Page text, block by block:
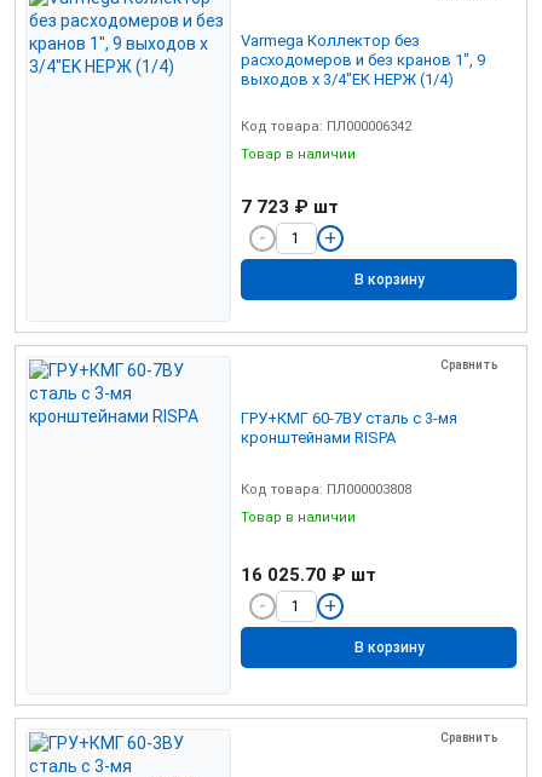
Varmega Коллектор без
расходомеров и без кранов 1", 9
выходов x 3/4"EK НЕРЖ (1/4)
Код товара: ПЛ000006342
Товар в наличии
7 723 ₽ шт
В корзину
Сравнить
ГРУ+КМГ 60-7ВУ сталь с 3-мя
кронштейнами RISPA
Код товара: ПЛ000003808
Товар в наличии
16 025.70 ₽ шт
В корзину
Сравнить